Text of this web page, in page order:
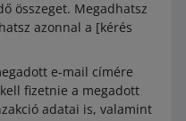
összeget. Megadhatsz
azonnal a [kérés
e-mail címére
fizetnie a megadott
adatai is, valamint